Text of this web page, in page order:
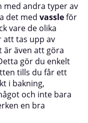
med andra typer av
det med vassleför
vare de olika
att tas upp av
är även att göra
gör du enkelt
tills du får ett
i bakning,
och inte bara
en bra